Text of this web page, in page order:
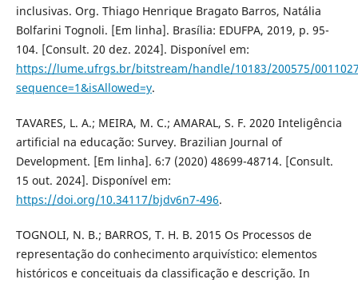
inclusivas. Org. Thiago Henrique Bragato Barros, Natália
Bolfarini Tognoli. [Em linha]. Brasília: EDUFPA, 2019, p. 95-
104. [Consult. 20 dez. 2024]. Disponível em:
https://lume.ufrgs.br/bitstream/handle/10183/200575/
sequence=1&isAllowed=y.
TAVARES, L. A.; MEIRA, M. C.; AMARAL, S. F. 2020 Inteligência
artificial na educação: Survey. Brazilian Journal of
Development. [Em linha]. 6:7 (2020) 48699-48714. [Consult.
15 out. 2024]. Disponível em:
https://doi.org/10.34117/bjdv6n7-496.
TOGNOLI, N. B.; BARROS, T. H. B. 2015 Os Processos de
representação do conhecimento arquivístico: elementos
históricos e conceituais da classificação e descrição. In